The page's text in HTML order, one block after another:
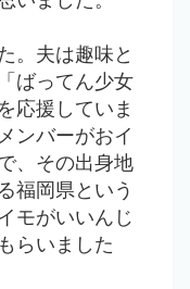
。夫は趣味と
ばってん少女
応援していま
ンバーがおイ
、その出身地
福岡県という
モがいいんじ
らいました